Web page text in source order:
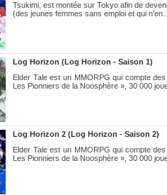
Tsukimi, est montée sur Tokyo afin de
(des jeunes femmes sans emploi et qui n'en...
Log Horizon (Log Horizon - Saison 1)
Elder Tale est un MMORPG qui compte
Les Pionniers de la Noosphère », 30 000
Log Horizon 2 (Log Horizon - Saison 2)
Elder Tale est un MMORPG qui compte
Les Pionniers de la Noosphère », 30 000